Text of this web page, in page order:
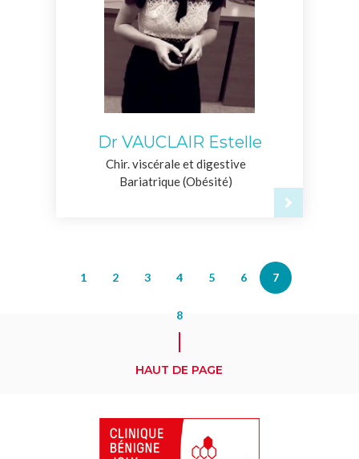
Dr VAUCLAIR Estelle
Chir. viscérale et digestive
Bariatrique (Obésité)
1 2 3 4 5 6 7
8
HAUT DE PAGE